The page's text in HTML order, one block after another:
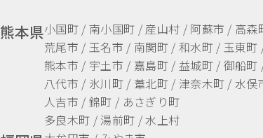
熊本県小国町 / 南小国町 / 産山村 / 阿蘇市 / 高
荒尾市 / 玉名市 / 南関町 / 和水町 / 玉東
熊本市 / 宇土市 / 嘉島町 / 益城町 / 御船
八代市 / 氷川町 / 葦北町 / 津奈木町 / 水
人吉市 / 錦町 / あさぎり町
多良木町 / 湯前町 / 水上村